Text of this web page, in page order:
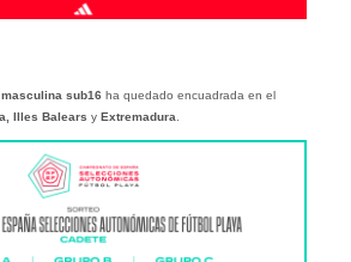
sub16 ha quedado encuadrada en el
Illes Balears y Extremadura